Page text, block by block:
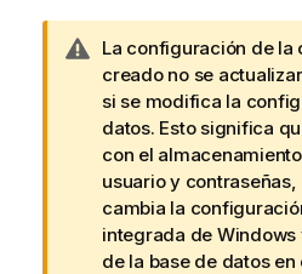
N
o
t
a
d
e
a
v
i
La configuración de la
creado no se
si se modifica la
datos. Esto significa
con el
usuario y
cambia la
integrada de Windows
de la base de datos en